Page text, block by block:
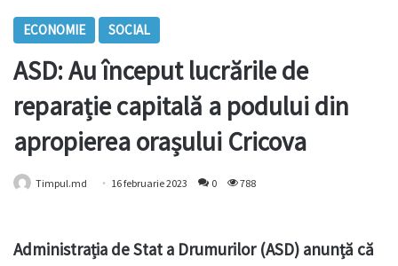
ECONOMIE SOCIAL
ASD: Au început lucrările de
reparație capitală a podului din
apropierea orașului Cricova
Timpul.md 16 februarie 2023 0 788
Administrația de Stat a Drumurilor (ASD) anunță că